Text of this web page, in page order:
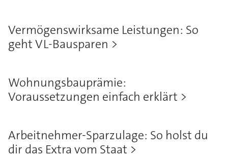
Vermögenswirksame Leistungen: So
geht VL-Bausparen
Wohnungsbauprämie:
Voraussetzungen einfach erklärt
Arbeitnehmer-Sparzulage: So holst du
dir das Extra vom Staat